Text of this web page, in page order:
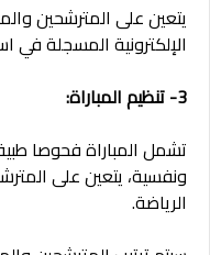
يتعين على المترشحين
الإلكترونية المسجلة في
3- تنظيم المباراة:
تشمل المباراة فحوصا
ونفسية، يتعين على
الرياضة.